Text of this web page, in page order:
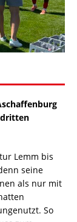
Lemm bis
seine
als nur mit
So